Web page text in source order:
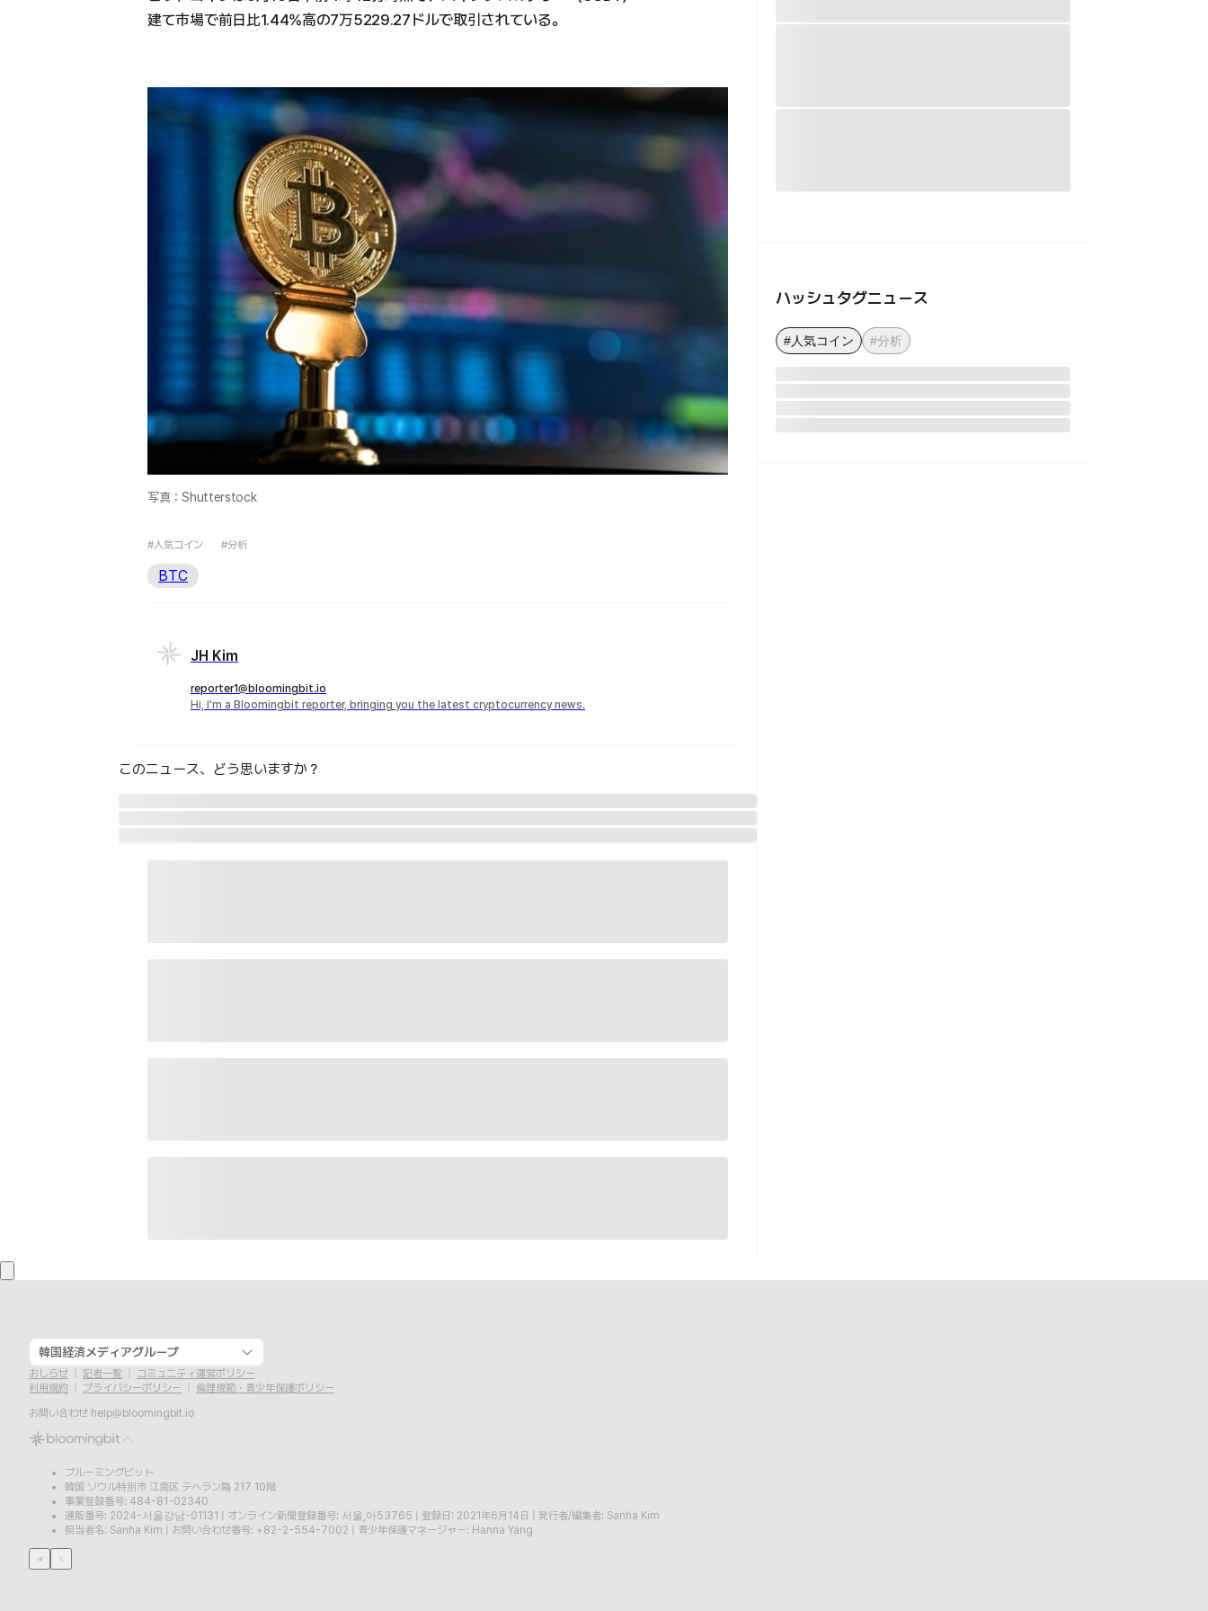
建て市場で前日比1.44%高の7万5229.27ドルで取引されている。
写真：Shutterstock
#人気コイン #分析
BTC
JH Kim
reporter1@bloomingbit.io
Hi, I'm a Bloomingbit reporter, bringing you the latest cryptocurrency news.
このニュース、どう思いますか？
ハッシュタグニュース
#人気コイン #分析
韓国経済メディアグループ
おしらせ 記者一覧
コミュニティ運営ポリシー
利用規約
プライバシーポリシー
倫理規範・青少年保護ポリシー
お問い合わせ help@bloomingbit.io
ブルーミングビット
韓国 ソウル特別市 江南区 テヘラン路 217 10階
事業登録番号: 484-81-02340
通販番号: 2024-서울강남-01131
オンライン新聞登録番号: 서울,아53765 登録日: 2021年6月14日
発行者/編集者: Sanha Kim
担当者名: Sanha Kim
お問い合わせ番号: +82-2-554-7002 青少年保護マネージャー: Hanna Yang